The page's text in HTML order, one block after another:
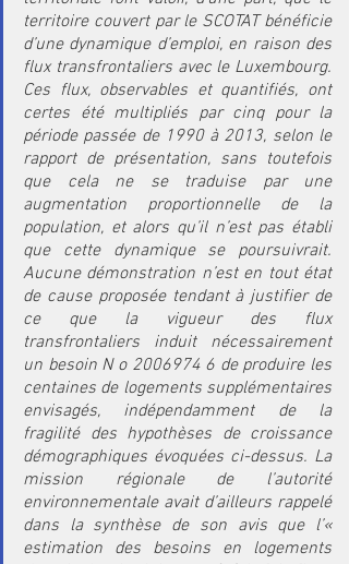
territoire couvert par le SCOTAT bénéficie
d’une dynamique d’emploi, en raison des
flux transfrontaliers avec le Luxembourg.
Ces flux, observables et quantifiés, ont
certes été multipliés par cinq pour la
période passée de 1990 à 2013, selon le
rapport de présentation, sans toutefois
que cela ne se traduise par une
augmentation proportionnelle de la
population, et alors qu’il n’est pas établi
que cette dynamique se poursuivrait.
Aucune démonstration n’est en tout état
de cause proposée tendant à justifier de
ce que la vigueur des flux
transfrontaliers induit nécessairement
un besoin N o 2006974 6 de produire les
centaines de logements supplémentaires
envisagés, indépendamment de la
fragilité des hypothèses de croissance
démographiques évoquées ci-dessus. La
mission régionale de l’autorité
environnementale avait d’ailleurs rappelé
dans la synthèse de son avis que l’«
estimation des besoins en logements